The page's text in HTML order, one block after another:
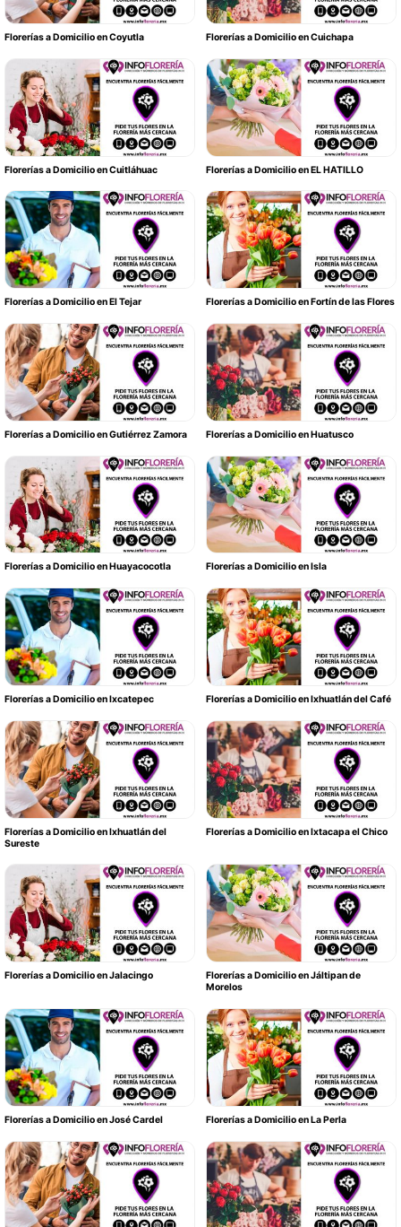
Florerías a Domicilio en Coyutla Florerías a Domicilio en Cuichapa
Florerías a Domicilio en Cuitláhuac Florerías a Domicilio en EL HATILLO
Florerías a Domicilio en El Tejar Florerías a Domicilio en Fortín de las Flores
Florerías a Domicilio en Gutiérrez Zamora Florerías a Domicilio en Huatusco
Florerías a Domicilio en Huayacocotla Florerías a Domicilio en Isla
Florerías a Domicilio en Ixcatepec Florerías a Domicilio en Ixhuatlán del Café
Florerías a Domicilio en Ixhuatlán del
Sureste
Florerías a Domicilio en Ixtacapa el Chico
Florerías a Domicilio en Jalacingo
Florerías a Domicilio en Jáltipan de
Morelos
Florerías a Domicilio en José Cardel Florerías a Domicilio en La Perla